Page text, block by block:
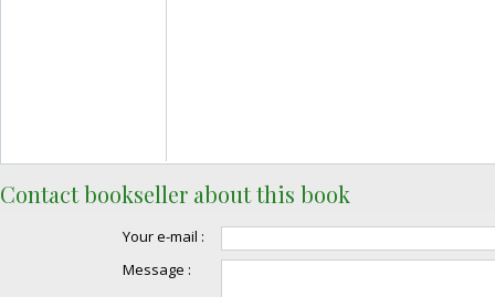
Contact bookseller about this book
Your e-mail :
Message :